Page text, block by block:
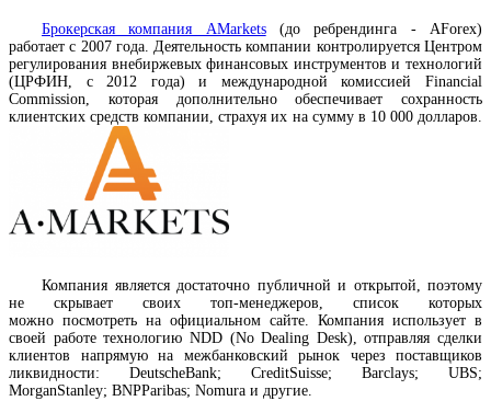
Брокерская компания AMarkets(до ребрендинга - AForex)
работает с 2007 года. Деятельность компании контролируется Центром
регулирования внебиржевых финансовых инструментов и технологий
(ЦРФИН, с 2012 года) и международной комиссией Financial
Commission, которая дополнительно обеспечивает сохранность
клиентских средств компании, страхуя их на сумму в 10 000 долларов.
Компания является достаточно публичной и открытой, поэтому
не скрывает своих топ-менеджеров, список которых
можно посмотреть на официальном сайте. Компания использует в
своей работе технологию NDD (No Dealing Desk), отправляя сделки
клиентов напрямую на межбанковский рынок через поставщиков
ликвидности: DeutscheBank; CreditSuisse; Barclays; UBS;
MorganStanley; BNPParibas; Nomura и другие.